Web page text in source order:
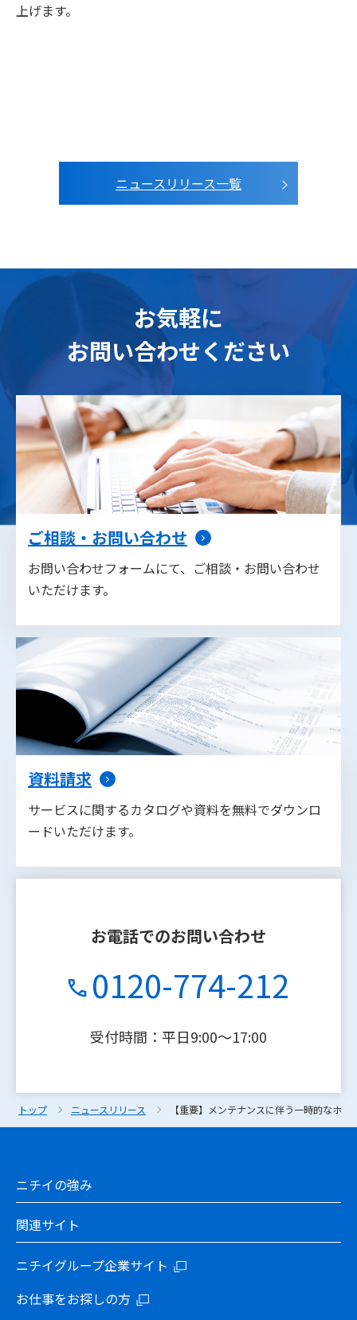
トップ ニュースリリース 【重要】メンテナンスに伴う一時的なホ
上げます。
ニュースリリース一覧
お気軽に
お問い合わせください
ご相談・お問い合わせ
お問い合わせフォームにて、ご相談・お問い合わせ
いただけます。
資料請求
サービスに関するカタログや資料を無料でダウンロ
ードいただけます。
お電話でのお問い合わせ
0120-774-212
受付時間：平日9:00〜17:00
トップ ニュースリリース 【重要】メンテナンスに伴う一時的なホ
ニチイの強み
関連サイト
ニチイグループ企業サイト
お仕事をお探しの方